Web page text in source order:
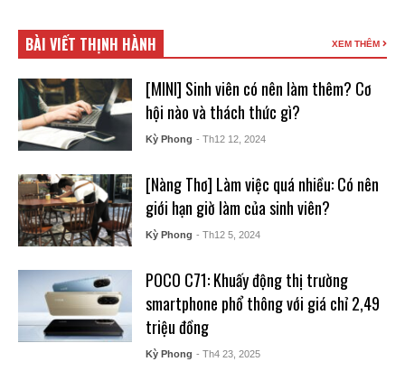
BÀI VIẾT THỊNH HÀNH XEM THÊM
[MINI] Sinh viên có nên làm thêm? Cơ
hội nào và thách thức gì?
Kỳ Phong - Th12 12, 2024
[Nàng Thơ] Làm việc quá nhiều: Có nên
giới hạn giờ làm của sinh viên?
Kỳ Phong - Th12 5, 2024
POCO C71: Khuấy động thị trường
smartphone phổ thông với giá chỉ 2,49
triệu đồng
Kỳ Phong - Th4 23, 2025